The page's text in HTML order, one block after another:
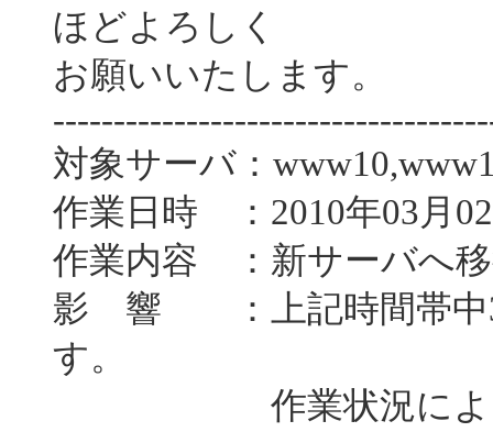
ほどよろしく
お願いいたします。
対象サーバ：
作業日時 ：2010年03月
作業内容 ：新サーバへ
影 響 ：上記時間帯中3
す。
作業状況によって